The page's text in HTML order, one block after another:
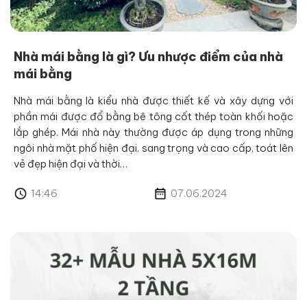
Nhà mái bằng là gì? Ưu nhược điểm của nhà
mái bằng
Nhà mái bằng là kiểu nhà được thiết kế và xây dựng với
phần mái được đổ bằng bê tông cốt thép toàn khối hoặc
lắp ghép. Mái nhà này thường được áp dụng trong những
ngôi nhà mặt phố hiện đại, sang trọng và cao cấp, toát lên
vẻ đẹp hiện đại và thời…
14:46 07.06.2024